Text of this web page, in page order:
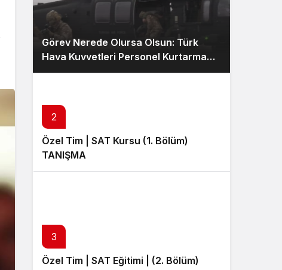
Gündüz Modu
Gündüz modunu seçin.
Gece Modu
Görev Nerede Olursa Olsun: Türk
Hava Kuvvetleri Personel Kurtarma
Ekibi
2
Özel Tim | SAT Kursu (1. Bölüm)
TANIŞMA
3
Özel Tim | SAT Eğitimi | (2. Bölüm)